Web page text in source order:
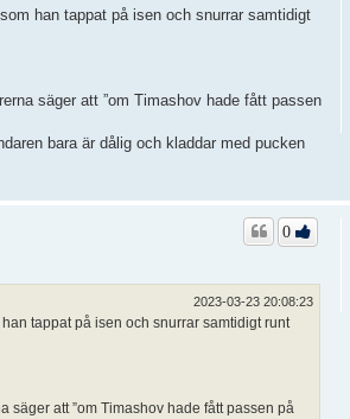
han tappat på isen och snurrar samtidigt
säger att ”om Timashov hade fått passen
bara är dålig och kladdar med pucken
0
2023-03-23 20:08:23
tappat på isen och snurrar samtidigt runt
säger att ”om Timashov hade fått passen på